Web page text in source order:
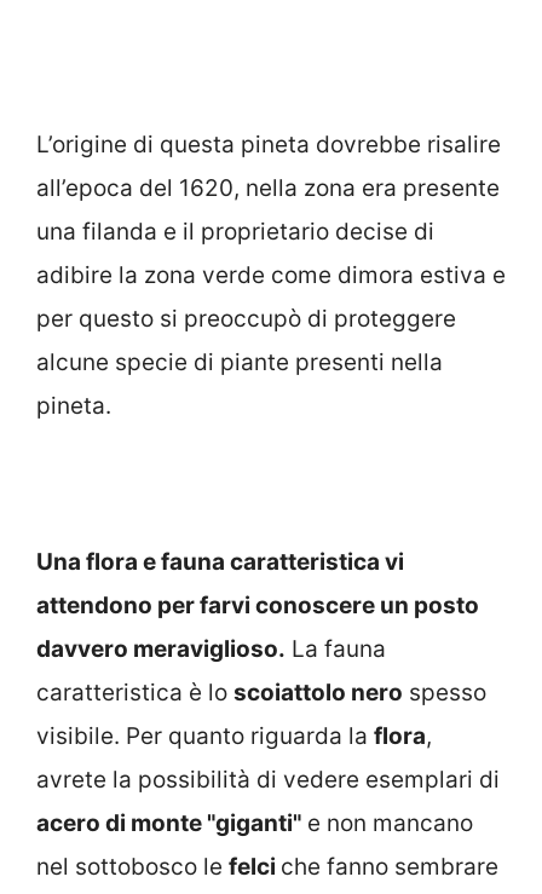
L’origine di questa pineta dovrebbe risalire
all’epoca del 1620, nella zona era presente
una filanda e il proprietario decise di
adibire la zona verde come dimora estiva e
per questo si preoccupò di proteggere
alcune specie di piante presenti nella
pineta.
Una flora e fauna caratteristica vi
attendono per farvi conoscere un posto
davvero meraviglioso. La fauna
caratteristica è lo scoiattolo nero spesso
visibile. Per quanto riguarda la flora,
avrete la possibilità di vedere esemplari di
acero di monte "giganti" e non mancano
nel sottobosco le felci che fanno sembrare